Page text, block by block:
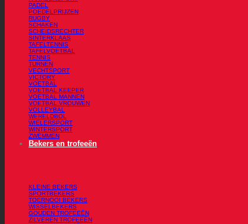
PADEL
POEDELPRIJZEN
RUGBY
SCHAKEN
SCHEIDSRECHTER
SINTERKLAAS
TAFELTENNIS
TAFELVOETBAL
TENNIS
TURNEN
VECHTSPORT
VICTORY
VOETBAL
VOETBAL KEEPER
VOETBAL MANNEN
VOETBAL VROUWEN
VOLLEYBAL
WERELDBOL
WIELERSPORT
WINTERSPORT
ZWEMMEN
Bekers en trofeeën
KLEINE BEKERS
SPORTBEKERS
TOERNOOI BEKERS
WISSELBEKERS
GOUDEN TROFEEËN
ZILVEREN TROFEEËN